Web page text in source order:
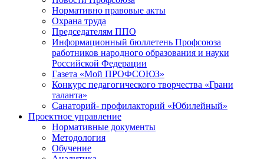
Нормативно правовые акты
Охрана труда
Председателям ППО
Информационный бюллетень Профсоюза
работников народного образования и науки
Российской Федерации
Газета «Мой ПРОФСОЮЗ»
Конкурс педагогического творчества «Грани
таланта»
Санаторий- профилакторий «Юбилейный»
Проектное управление
Нормативные документы
Методология
Обучение